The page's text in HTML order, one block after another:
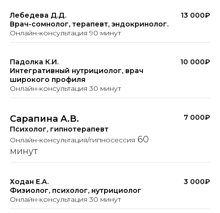
Лебедева Д.Д.
Врач-сомнолог, терапевт, эндокринолог.
Онлайн-консультация 90 минут
13 000₽
Падолка К.И.
Интегративный нутрициолог, врач
широкого профиля
Онлайн-консультация 30 минут
10 000₽
Сарапина А.В.
Психолог, гипнотерапевт
Онлайн-консультация/гипносессия 60
минут
7 000₽
Ходан Е.А.
Физиолог, психолог, нутрициолог
Онлайн-консультация 30 минут
3 000₽